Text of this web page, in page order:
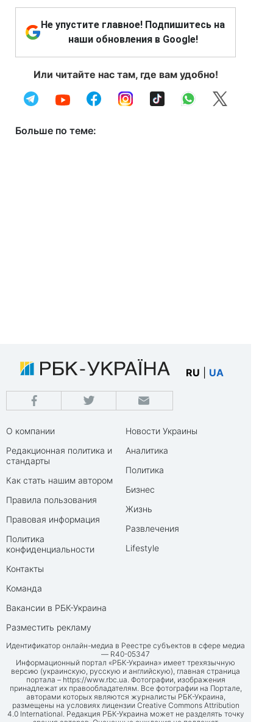
Не упустите главное! Подпишитесь на
наши обновления в Google!
Или читайте нас там, где вам удобно!
Больше по теме:
RU UA
О компании
Редакционная политика и
стандарты
Как стать нашим автором
Правила пользования
Правовая информация
Политика
конфиденциальности
Контакты
Команда
Вакансии в РБК-Украина
Разместить рекламу
Новости Украины
Аналитика
Политика
Бизнес
Жизнь
Развлечения
Lifestyle
Идентификатор онлайн-медиа в Реестре субъектов в сфере медиа
— R40-05347
Информационный портал «РБК-Украина» имеет трехязычную
версию (украинскую, русскую и английскую), главная страница
портала – https://www.rbc.ua. Фотографии, изображения
принадлежат их правообладателям. Все фотографии на Портале,
авторами которых являются журналисты РБК-Украина,
размещены на условиях лицензии Creative Commons Attribution
4.0 International. Редакция РБК-Украина может не разделять точку